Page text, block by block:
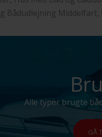
Bådudlejning
Alle typer brugte
GÅ